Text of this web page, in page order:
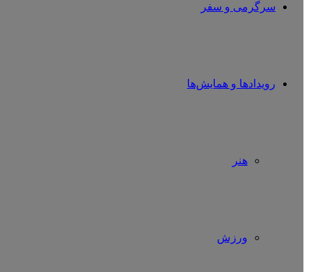
سرگرمی و سفر
رویدادها و همایش‌ها
هنر
ورزش